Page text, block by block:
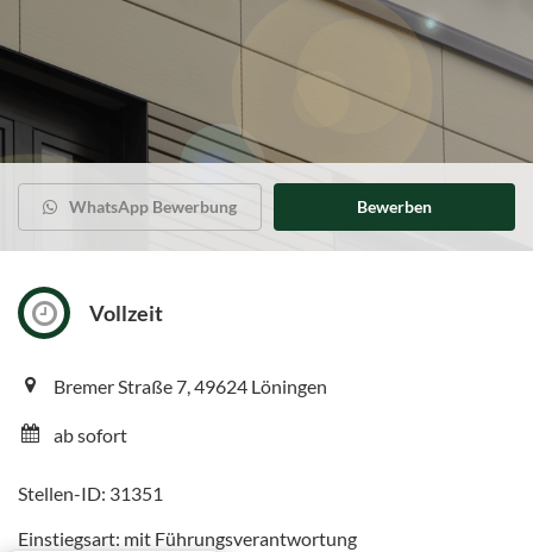
WhatsApp Bewerbung Bewerben
Vollzeit
Bremer Straße 7, 49624 Löningen
ab sofort
Stellen-ID: 31351
Einstiegsart: mit Führungsverantwortung